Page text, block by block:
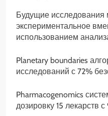
Будущие исследования
экспериментальное
использованием
Planetary boundaries
исследований с 72%
Pharmacogenomics
дозировку 15 лекарств